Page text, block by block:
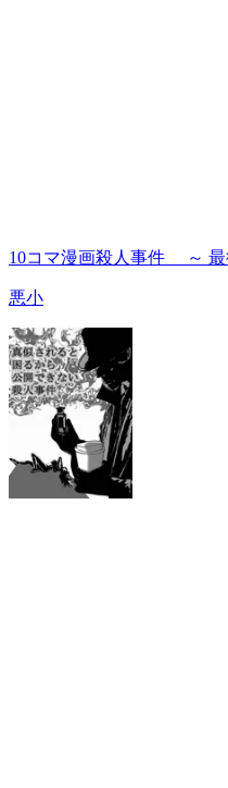
10コマ漫画殺人事件 ～ 最
悪小